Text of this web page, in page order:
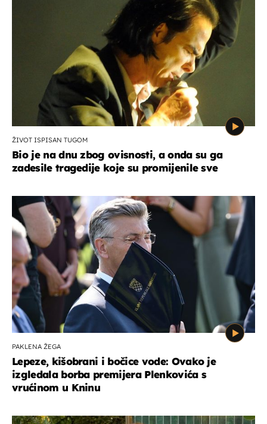
ŽIVOT ISPISAN TUGOM
Bio je na dnu zbog ovisnosti, a onda su ga
zadesile tragedije koje su promijenile sve
PAKLENA ŽEGA
Lepeze, kišobrani i bočice vode: Ovako je
izgledala borba premijera Plenkovića s
vrućinom u Kninu